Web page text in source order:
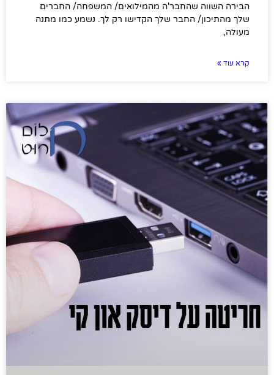
הבירה השווה שהחבר'ה מהמילואים/ המשפחה/ החברים
שלך מהתיכון/ החבר שלך הקדישו רק לך. נשמע כמו מתנה
מעולה,
קרא עוד »